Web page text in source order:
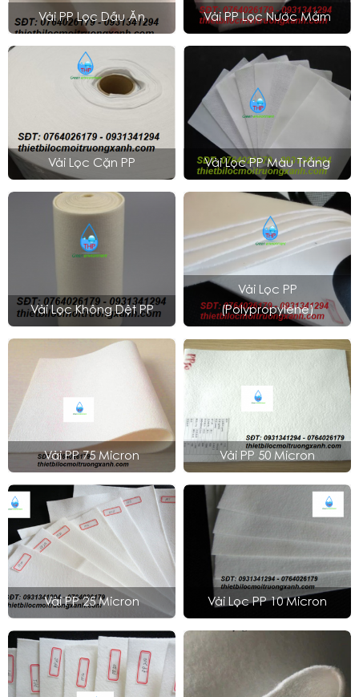
Vải PP Lọc Dầu Ăn Vải PP Lọc Nước Mắm
Vải Lọc Cặn PP Vải Lọc PP Màu Trắng
Vải Lọc Không Dệt PP
Vải Lọc PP
(Polypropylene)
Vải PP 75 Micron Vải PP 50 Micron
Vải PP 25 Micron Vải Lọc PP 10 Micron